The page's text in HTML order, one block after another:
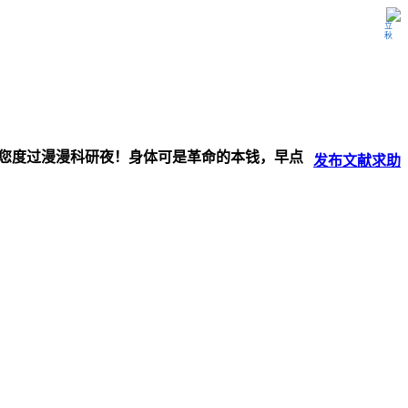
立秋
发布文献求助
度过漫漫科研夜！身体可是革命的本钱，早点